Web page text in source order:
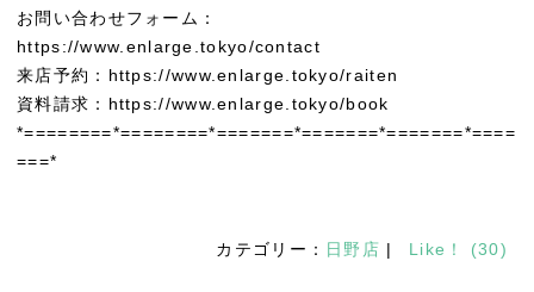
お問い合わせフォーム：
https://www.enlarge.tokyo/contact
来店予約：https://www.enlarge.tokyo/raiten
資料請求：https://www.enlarge.tokyo/book
*========*========*=======*=======*=======*====
===*
カテゴリー： 日野店 | Like！ (30)